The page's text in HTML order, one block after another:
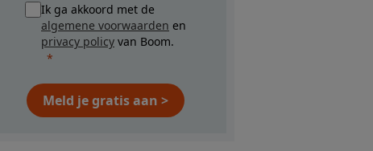
Ik ga akkoord met de
algemene voorwaarden en
privacy policy van Boom.
Meld je gratis aan >